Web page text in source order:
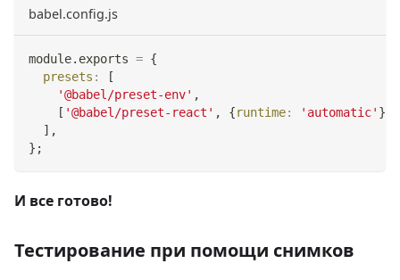
babel.config.js
module. exports = {
presets :
[
'@babel/preset-env' ,
[ '@babel/preset-react' , {runtime: 'automatic' }
] ,
} ;
И все готово!
Тестирование при помощи снимков